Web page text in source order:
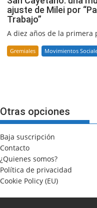
ajuste de Milei por
Trabajo”
A diez años de la primera
Gremiales Movimientos
Otras opciones
Baja suscripción
Contacto
¿Quienes somos?
Política de privacidad
Cookie Policy (EU)